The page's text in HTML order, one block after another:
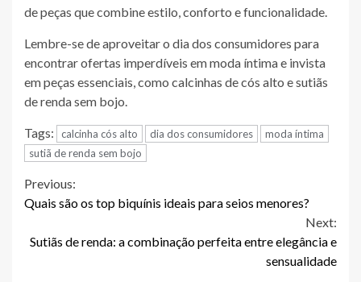
de peças que combine estilo, conforto e funcionalidade.
Lembre-se de aproveitar o dia dos consumidores para
encontrar ofertas imperdíveis em moda íntima e invista
em peças essenciais, como calcinhas de cós alto e sutiãs
de renda sem bojo.
Tags: calcinha cós alto dia dos consumidores
moda íntima
sutiã de renda sem bojo
Continue
Reading
Previous:
Quais são os top biquínis ideais para seios menores?
Next:
Sutiãs de renda: a combinação perfeita entre elegância e
sensualidade